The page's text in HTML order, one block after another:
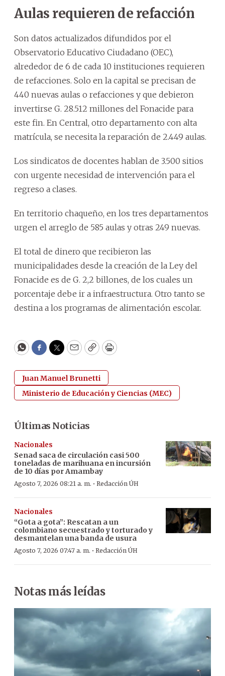
Aulas requieren de refacción
Son datos actualizados difundidos por el
Observatorio Educativo Ciudadano (OEC),
alrededor de 6 de cada 10 instituciones requieren
de refacciones. Solo en la capital se precisan de
440 nuevas aulas o refacciones y que debieron
invertirse G. 28.512 millones del Fonacide para
este fin. En Central, otro departamento con alta
matrícula, se necesita la reparación de 2.449 aulas.
Los sindicatos de docentes hablan de 3.500 sitios
con urgente necesidad de intervención para el
regreso a clases.
En territorio chaqueño, en los tres departamentos
urgen el arreglo de 585 aulas y otras 249 nuevas.
El total de dinero que recibieron las
municipalidades desde la creación de la Ley del
Fonacide es de G. 2,2 billones, de los cuales un
porcentaje debe ir a infraestructura. Otro tanto se
destina a los programas de alimentación escolar.
WhatsApp
Facebook
Twitter
EmailCopyPrint
Juan Manuel Brunetti
Ministerio de Educación y Ciencias (MEC)
Últimas Noticias
Nacionales
Senad saca de circulación casi 500
toneladas de marihuana en incursión
de 10 días por Amambay
Agosto 7, 2026 08:21 a. m. · Redacción ÚH
Nacionales
“Gota a gota”: Rescatan a un
colombiano secuestrado y torturado y
desmantelan una banda de usura
Agosto 7, 2026 07:47 a. m. · Redacción ÚH
Notas más leídas